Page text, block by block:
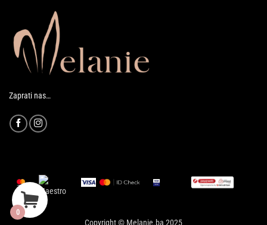
Zaprati nas…
Copyright © Melanie.ba 2025
0